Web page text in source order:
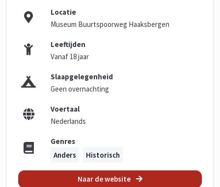
Locatie
Museum Buurtspoorweg Haaksbergen
Leeftijden
Vanaf 18 jaar
Slaapgelegenheid
Geen overnachting
Voertaal
Nederlands
Genres
Anders
Historisch
Naar de website